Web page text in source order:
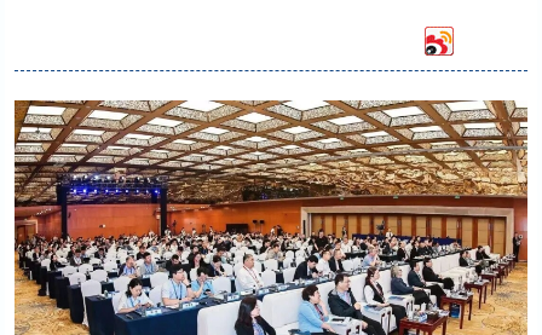
成果评价 科普园地